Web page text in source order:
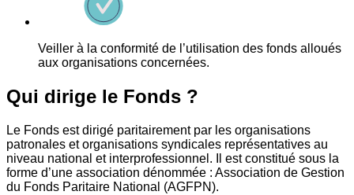
Veiller à la conformité de l’utilisation des fonds alloués
aux organisations concernées.
Qui dirige le Fonds ?
Le Fonds est dirigé paritairement par les organisations
patronales et organisations syndicales représentatives au
niveau national et interprofessionnel. Il est constitué sous la
forme d’une association dénommée : Association de Gestion
du Fonds Paritaire National (AGFPN).